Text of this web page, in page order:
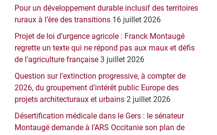
principale
Pour un développement durable inclusif des territoires
ruraux à l’ère des transitions 16 juillet 2026
Projet de loi d’urgence agricole : Franck Montaugé
regrette un texte qui ne répond pas aux maux et défis
de l’agriculture française 3 juillet 2026
Question sur l’extinction progressive, à compter de
2026, du groupement d’intérêt public Europe des
projets architecturaux et urbains 2 juillet 2026
Désertification médicale dans le Gers : le sénateur
Montaugé demande à l’ARS Occitanie son plan de